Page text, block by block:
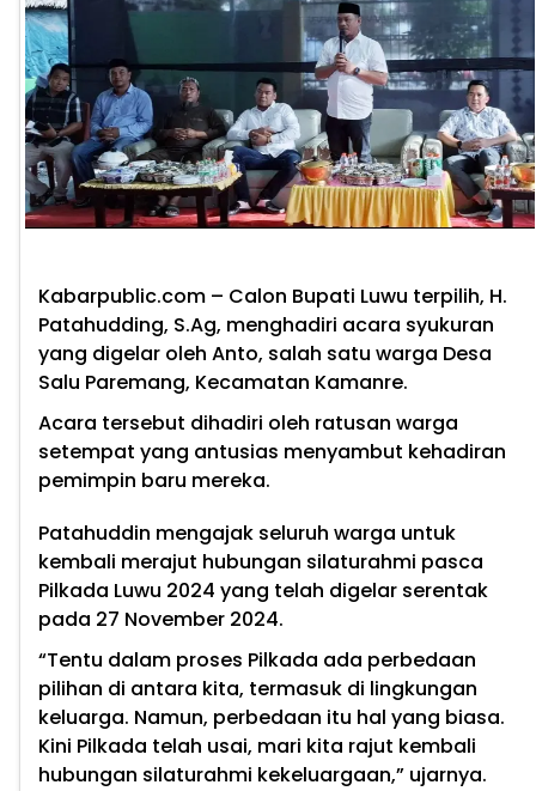
Kabarpublic.com – Calon Bupati Luwu terpilih, H.
Patahudding, S.Ag, menghadiri acara syukuran
yang digelar oleh Anto, salah satu warga Desa
Salu Paremang, Kecamatan Kamanre.
Acara tersebut dihadiri oleh ratusan warga
setempat yang antusias menyambut kehadiran
pemimpin baru mereka.
Patahuddin mengajak seluruh warga untuk
kembali merajut hubungan silaturahmi pasca
Pilkada Luwu 2024 yang telah digelar serentak
pada 27 November 2024.
“Tentu dalam proses Pilkada ada perbedaan
pilihan di antara kita, termasuk di lingkungan
keluarga. Namun, perbedaan itu hal yang biasa.
Kini Pilkada telah usai, mari kita rajut kembali
hubungan silaturahmi kekeluargaan,” ujarnya.